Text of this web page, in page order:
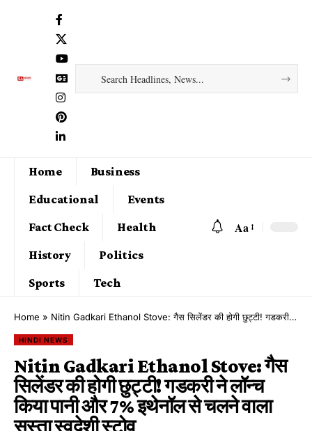
Home
Business
Educational
Events
Fact Check
Health
History
Politics
Sports
Tech
Aa
Home » Nitin Gadkari Ethanol Stove: गैस सिलेंडर की होगी छुट्टी! गडकरी ने लॉन्च किया पानी और 7% इथेनॉल से चलने वाला सस्ता स्वदेशी स्टोव
HINDI NEWS
Nitin Gadkari Ethanol Stove: गैस
सिलेंडर की होगी छुट्टी! गडकरी ने लॉन्च
किया पानी और 7% इथेनॉल से चलने वाला
सस्ता स्वदेशी स्टोव